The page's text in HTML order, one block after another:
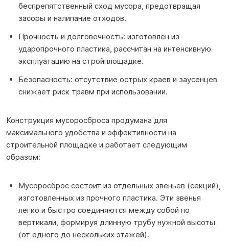
беспрепятственный сход мусора, предотвращая
засоры и налипание отходов.
Прочность и долговечность: изготовлен из
ударопрочного пластика, рассчитан на интенсивную
эксплуатацию на стройплощадке.
Безопасность: отсутствие острых краев и заусенцев
снижает риск травм при использовании.
Конструкция мусоросброса продумана для
максимального удобства и эффективности на
строительной площадке и работает следующим
образом:
Мусоросброс состоит из отдельных звеньев (секций),
изготовленных из прочного пластика. Эти звенья
легко и быстро соединяются между собой по
вертикали, формируя длинную трубу нужной высоты
(от одного до нескольких этажей).